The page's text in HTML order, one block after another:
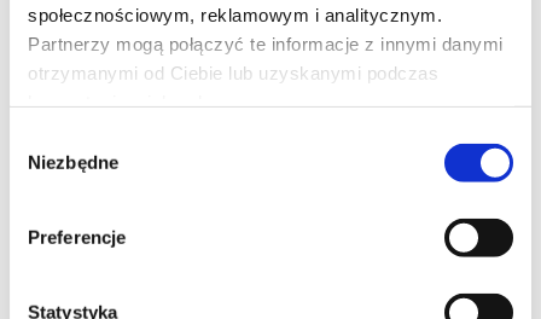
społecznościowym, reklamowym i analitycznym.
Partnerzy mogą połączyć te informacje z innymi danymi
otrzymanymi od Ciebie lub uzyskanymi podczas
zgody
Niezbędne
Preferencje
Statystyka
roku, miał swoją premierę w sekcji midnight Festiwalu Filmowego
w Toronto.
postanawia spełnić swoje marzenie za pomocą taniej zabawki
spełniające życzenia „One Wish Willow”. Zabawka naprawdę